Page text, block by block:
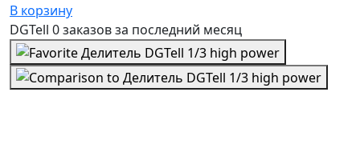
В корзину
DGTell 0 заказовза последний месяц